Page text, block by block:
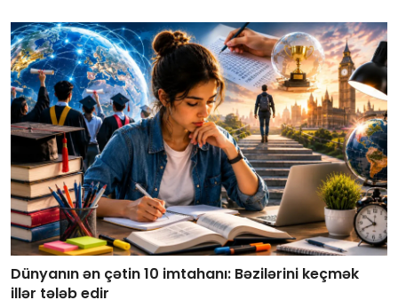
Dünyanın ən çətin 10 imtahanı: Bəzilərini keçmək
illər tələb edir